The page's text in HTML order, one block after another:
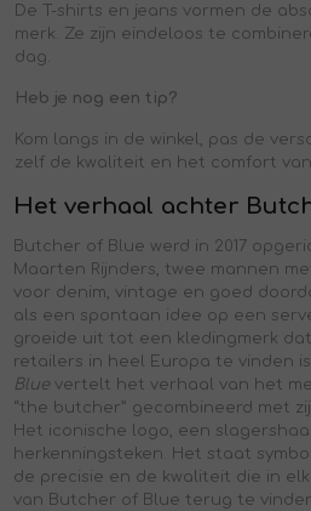
De T-shirts en jeans vormen de
merk. Ze zijn eindeloos te
dag.
Heb je nog een tip?
Kom langs in de winkel, pas de
zelf de kwaliteit en het comfort
Het verhaal achter
Butcher of Blue werd in 2017
Maarten Rijnders, twee mannen
voor denim, vintage en goed
als een spontaan idee op een
groeide uit tot een kledingmerk
retailers in heel Europa te vinden
Blue vertelt het verhaal van het
“the butcher” gecombineerd met
Het iconische logo, een
herkenningsteken. Het staat
de precisie en de kwaliteit die in
van Butcher of Blue terug te vinden